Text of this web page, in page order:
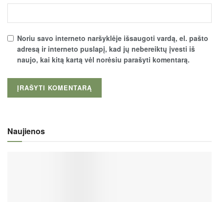
Noriu savo interneto naršyklėje išsaugoti vardą, el. pašto
adresą ir interneto puslapį, kad jų nebereiktų įvesti iš
naujo, kai kitą kartą vėl norėsiu parašyti komentarą.
Naujienos